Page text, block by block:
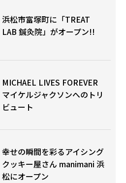
浜松市富塚町に「TREAT
LAB 鍼灸院」がオープン!!
MICHAEL LIVES FOREVER
マイケルジャクソンへのトリ
ビュート
幸せの瞬間を彩るアイシング
クッキー屋さん manimani 浜
松にオープン